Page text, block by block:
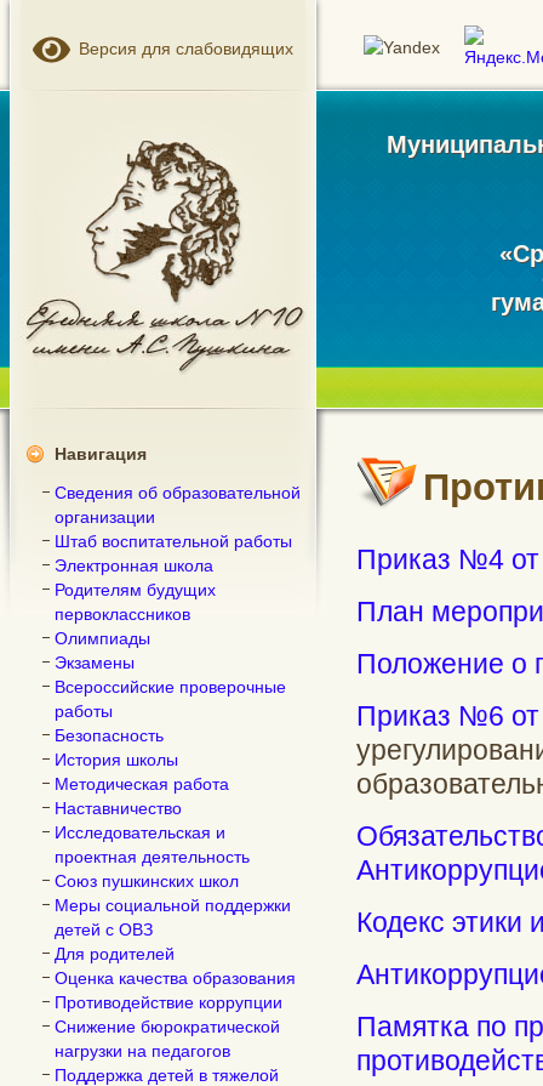
Версия для слабовидящих
Навигация
Сведения об образовательной
организации
Штаб воспитательной работы
Электронная школа
Родителям будущих
первоклассников
Олимпиады
Экзамены
Всероссийские проверочные
работы
Безопасность
История школы
Методическая работа
Наставничество
Исследовательская и
проектная деятельность
Союз пушкинских школ
Меры социальной поддержки
детей с ОВЗ
Для родителей
Оценка качества образования
Противодействие коррупции
Снижение бюрократической
нагрузки на педагогов
Поддержка детей в тяжелой
Приказ №4 от
План
Положение о
Приказ №6
Кодекс этики
Памятка по